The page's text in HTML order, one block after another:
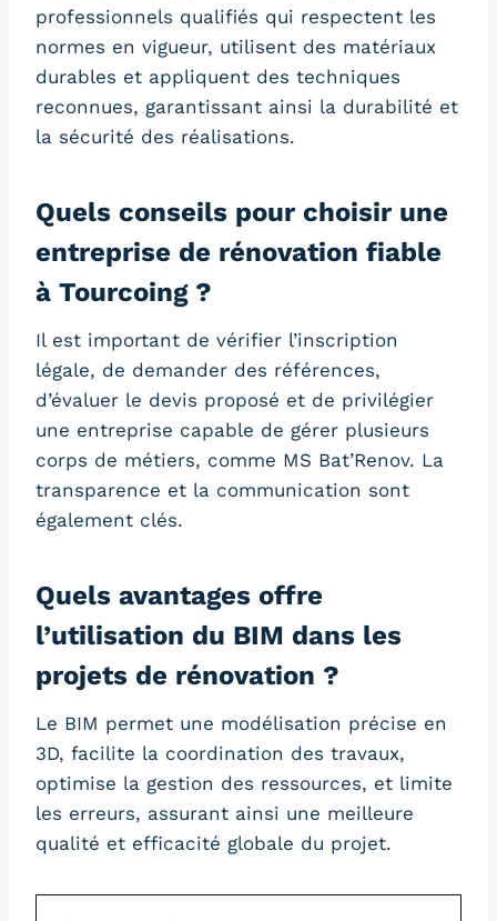
professionnels qualifiés qui respectent les
normes en vigueur, utilisent des matériaux
durables et appliquent des techniques
reconnues, garantissant ainsi la durabilité et
la sécurité des réalisations.
Quels conseils pour choisir une
entreprise de rénovation fiable
à Tourcoing ?
Il est important de vérifier l’inscription
légale, de demander des références,
d’évaluer le devis proposé et de privilégier
une entreprise capable de gérer plusieurs
corps de métiers, comme MS Bat’Renov. La
transparence et la communication sont
également clés.
Quels avantages offre
l’utilisation du BIM dans les
projets de rénovation ?
Le BIM permet une modélisation précise en
3D, facilite la coordination des travaux,
optimise la gestion des ressources, et limite
les erreurs, assurant ainsi une meilleure
qualité et efficacité globale du projet.